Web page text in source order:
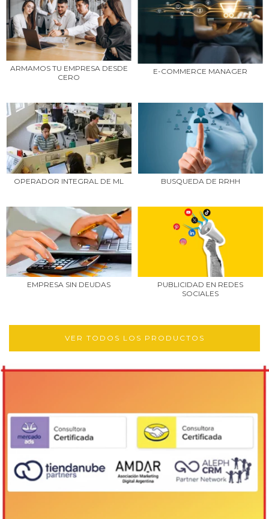
ARMAMOS TU EMPRESA DESDE
CERO
E-COMMERCE MANAGER
OPERADOR INTEGRAL DE ML BUSQUEDA DE RRHH
EMPRESA SIN DEUDAS
PUBLICIDAD EN REDES
SOCIALES
VER TODOS LOS PRODUCTOS